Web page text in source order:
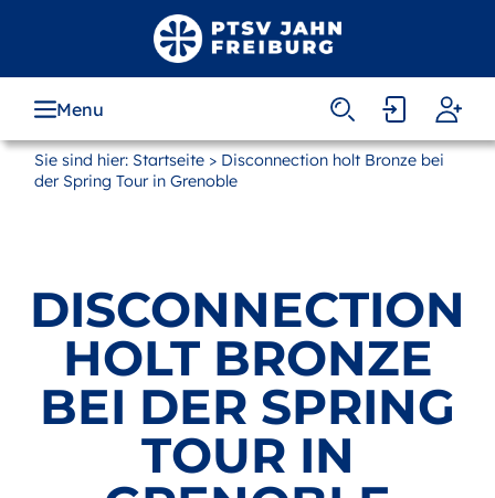
MAIN
NAVIGATION
Menu
Sie sind hier: Startseite> Disconnection holt Bronze bei
der Spring Tour in Grenoble
DISCONNECTION
HOLT BRONZE
BEI DER SPRING
TOUR IN